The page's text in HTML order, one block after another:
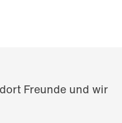
Freunde und wir